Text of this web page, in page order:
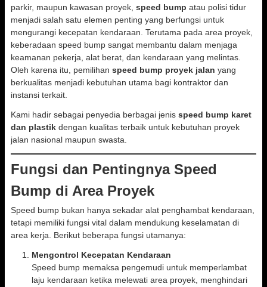
parkir, maupun kawasan proyek, speed bump atau polisi tidur
menjadi salah satu elemen penting yang berfungsi untuk
mengurangi kecepatan kendaraan. Terutama pada area proyek,
keberadaan speed bump sangat membantu dalam menjaga
keamanan pekerja, alat berat, dan kendaraan yang melintas.
Oleh karena itu, pemilihan speed bump proyek jalan yang
berkualitas menjadi kebutuhan utama bagi kontraktor dan
instansi terkait.
Kami hadir sebagai penyedia berbagai jenis speed bump karet
dan plastik dengan kualitas terbaik untuk kebutuhan proyek
jalan nasional maupun swasta.
Fungsi dan Pentingnya Speed
Bump di Area Proyek
Speed bump bukan hanya sekadar alat penghambat kendaraan,
tetapi memiliki fungsi vital dalam mendukung keselamatan di
area kerja. Berikut beberapa fungsi utamanya:
Mengontrol Kecepatan Kendaraan
Speed bump memaksa pengemudi untuk memperlambat
laju kendaraan ketika melewati area proyek, menghindari